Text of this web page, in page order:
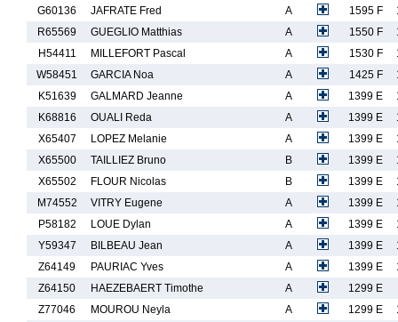
G60136
JAFRATE Fred A 1595 F
R65569
GUEGLIO Matthias A 1550 F
H54411
MILLEFORT Pascal A 1530 F
W58451
GARCIA Noa A 1425 F
K51639
GALMARD Jeanne A 1399 E
K68816
OUALI Reda A 1399 E
X65407
LOPEZ Melanie A 1399 E
X65500
TAILLIEZ Bruno B 1399 E
X65502
FLOUR Nicolas B 1399 E
M74552
VITRY Eugene A 1399 E
P58182
LOUE Dylan A 1399 E
Y59347
BILBEAU Jean A 1399 E
Z64149
PAURIAC Yves A 1399 E
Z64150
HAEZEBAERT Timothe A
1299 E
Z77046
MOUROU Neyla A 1299 E